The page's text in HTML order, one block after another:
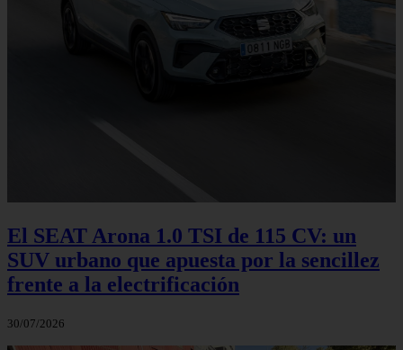
El SEAT Arona 1.0 TSI de 115 CV: un
SUV urbano que apuesta por la sencillez
frente a la electrificación
30/07/2026